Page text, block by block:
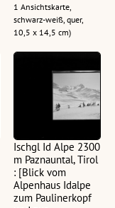
1 Ansichtskarte,
schwarz-weiß, quer,
10,5 x 14,5 cm)
Ischgl Id Alpe 2300
m Paznauntal, Tirol
: [Blick vom
Alpenhaus Idalpe
zum Paulinerkopf